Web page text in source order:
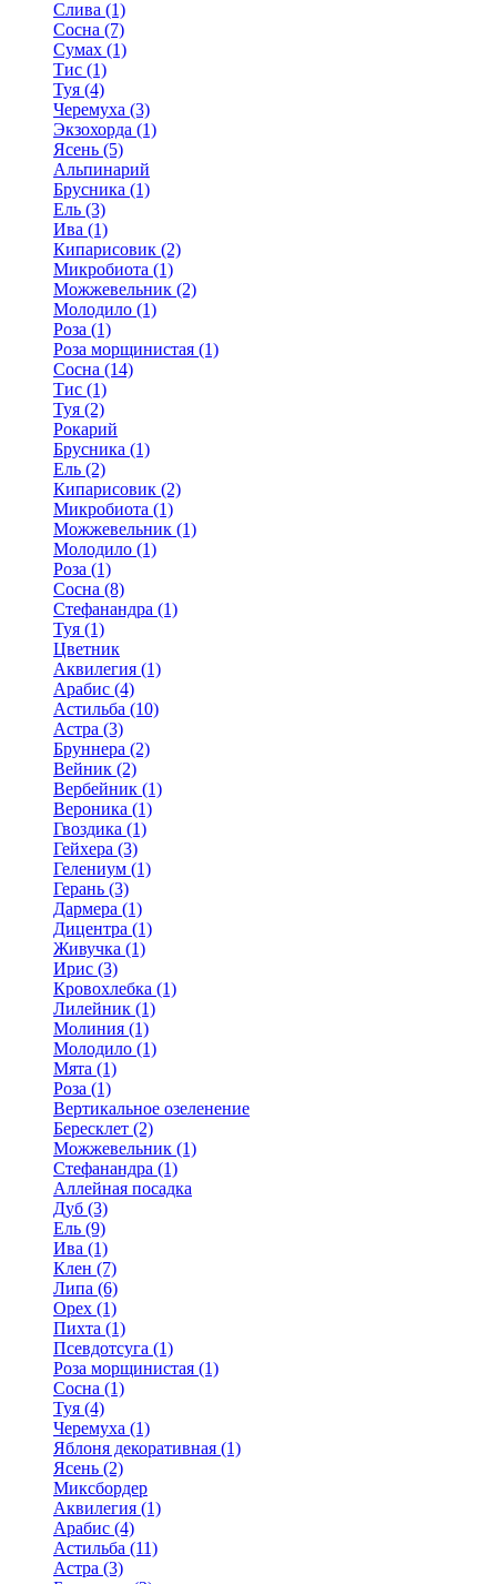
Слива (1)
Сосна (7)
Сумах (1)
Тис (1)
Туя (4)
Черемуха (3)
Экзохорда (1)
Ясень (5)
Альпинарий
Брусника (1)
Ель (3)
Ива (1)
Кипарисовик (2)
Микробиота (1)
Можжевельник (2)
Молодило (1)
Роза (1)
Роза морщинистая (1)
Сосна (14)
Тис (1)
Туя (2)
Рокарий
Брусника (1)
Ель (2)
Кипарисовик (2)
Микробиота (1)
Можжевельник (1)
Молодило (1)
Роза (1)
Сосна (8)
Стефанандра (1)
Туя (1)
Цветник
Аквилегия (1)
Арабис (4)
Астильба (10)
Астра (3)
Бруннера (2)
Вейник (2)
Вербейник (1)
Вероника (1)
Гвоздика (1)
Гейхера (3)
Гелениум (1)
Герань (3)
Дармера (1)
Дицентра (1)
Живучка (1)
Ирис (3)
Кровохлебка (1)
Лилейник (1)
Молиния (1)
Молодило (1)
Мята (1)
Роза (1)
Вертикальное озеленение
Бересклет (2)
Можжевельник (1)
Стефанандра (1)
Аллейная посадка
Дуб (3)
Ель (9)
Ива (1)
Клен (7)
Липа (6)
Орех (1)
Пихта (1)
Псевдотсуга (1)
Роза морщинистая (1)
Сосна (1)
Туя (4)
Черемуха (1)
Яблоня декоративная (1)
Ясень (2)
Миксбордер
Аквилегия (1)
Арабис (4)
Астильба (11)
Астра (3)